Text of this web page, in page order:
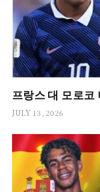
프랑스 대 모로코
JULY 13, 2026